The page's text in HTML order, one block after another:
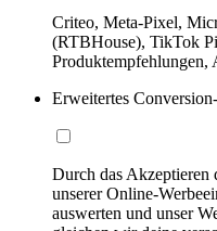
Criteo, Meta-Pixel,
(RTBHouse), TikTok
Produktempfehlungen,
Erweitertes
Durch das Akzeptieren
unserer Online-
auswerten und unser